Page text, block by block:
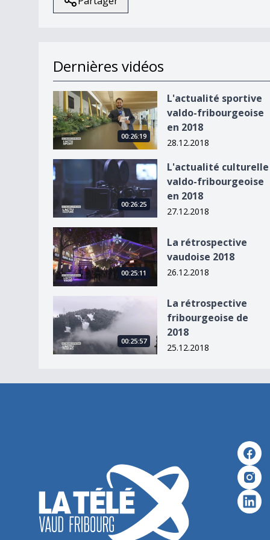
Dernières vidéos
L&#039;actualité sportive valdo-fribourgeoise
00:26:19
L'actualité sportive
valdo-fribourgeoise
en 2018
28.12.2018
L&#039;actualité culturelle valdo-fribourgeoise
00:26:25
L'actualité culturelle
valdo-fribourgeoise
en 2018
27.12.2018
La rétrospective vaudoise 2018
00:25:11
La rétrospective
vaudoise 2018
26.12.2018
La rétrospective fribourgeoise de 2018
00:25:57
La rétrospective
fribourgeoise de
2018
25.12.2018